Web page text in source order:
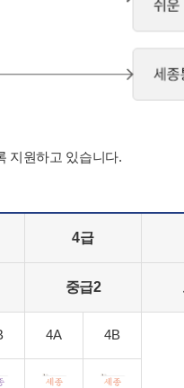
지원하고 있습니다.
4급
중급2
4A 4B